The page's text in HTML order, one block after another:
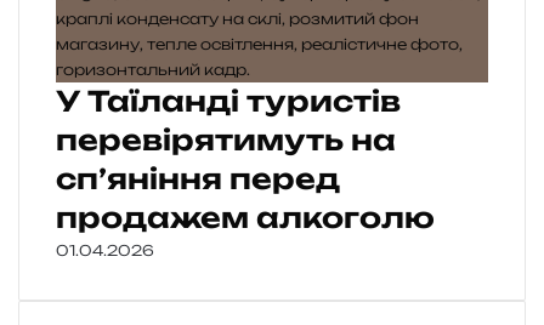
У Таїланді туристів
перевірятимуть на
сп’яніння перед
продажем алкоголю
01.04.2026